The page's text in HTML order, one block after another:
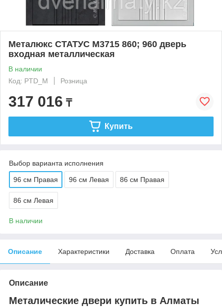
Металюкс СТАТУС М3715 860; 960 дверь
входная металлическая
В наличии
Код: PTD_M
Розница
317 016 ₸
Купить
Выбор варианта исполнения
96 см Правая 96 см Левая 86 см Правая
86 см Левая
В наличии
Описание Характеристики Доставка Оплата
Описание
Металические двери купить в Алматы